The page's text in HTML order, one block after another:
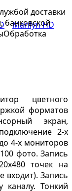
доставки
банковской
Обработка
цветного
форматов
экран,
2-х
4-х мониторов
фото. Запись
точек на
входит). Запись
каналу. Тонкий